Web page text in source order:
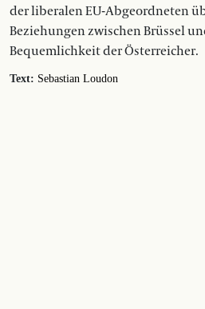
der liberalen EU-Abgeordneten
Beziehungen zwischen Brüssel
Bequemlichkeit der Österreicher.
Text: Sebastian Loudon